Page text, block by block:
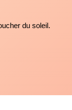
du soleil.